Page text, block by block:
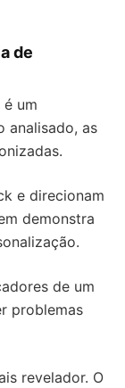
de
um
analisado, as
e direcionam
demonstra
de um
problemas
revelador. O